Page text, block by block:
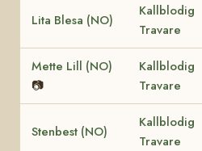
Lita Blesa (NO)
Kallblodig
Travare
Mette Lill (NO)
📷
Kallblodig
Travare
Stenbest (NO)
Kallblodig
Travare